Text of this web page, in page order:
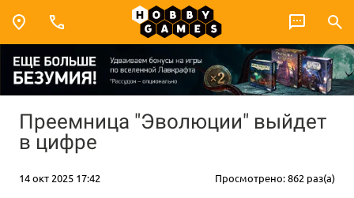
Преемница "Эволюции" выйдет
в цифре
14 окт 2025 17:42 Просмотрено: 862 раз(а)